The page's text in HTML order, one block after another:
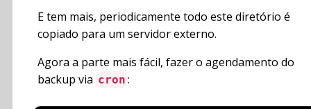
E tem mais, periodicamente todo este diretório é
copiado para um servidor externo.
Agora a parte mais fácil, fazer o agendamento do
backup via cron :